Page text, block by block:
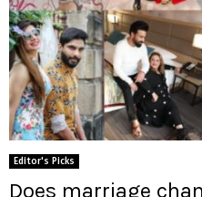
Editor's Picks
Does marriage